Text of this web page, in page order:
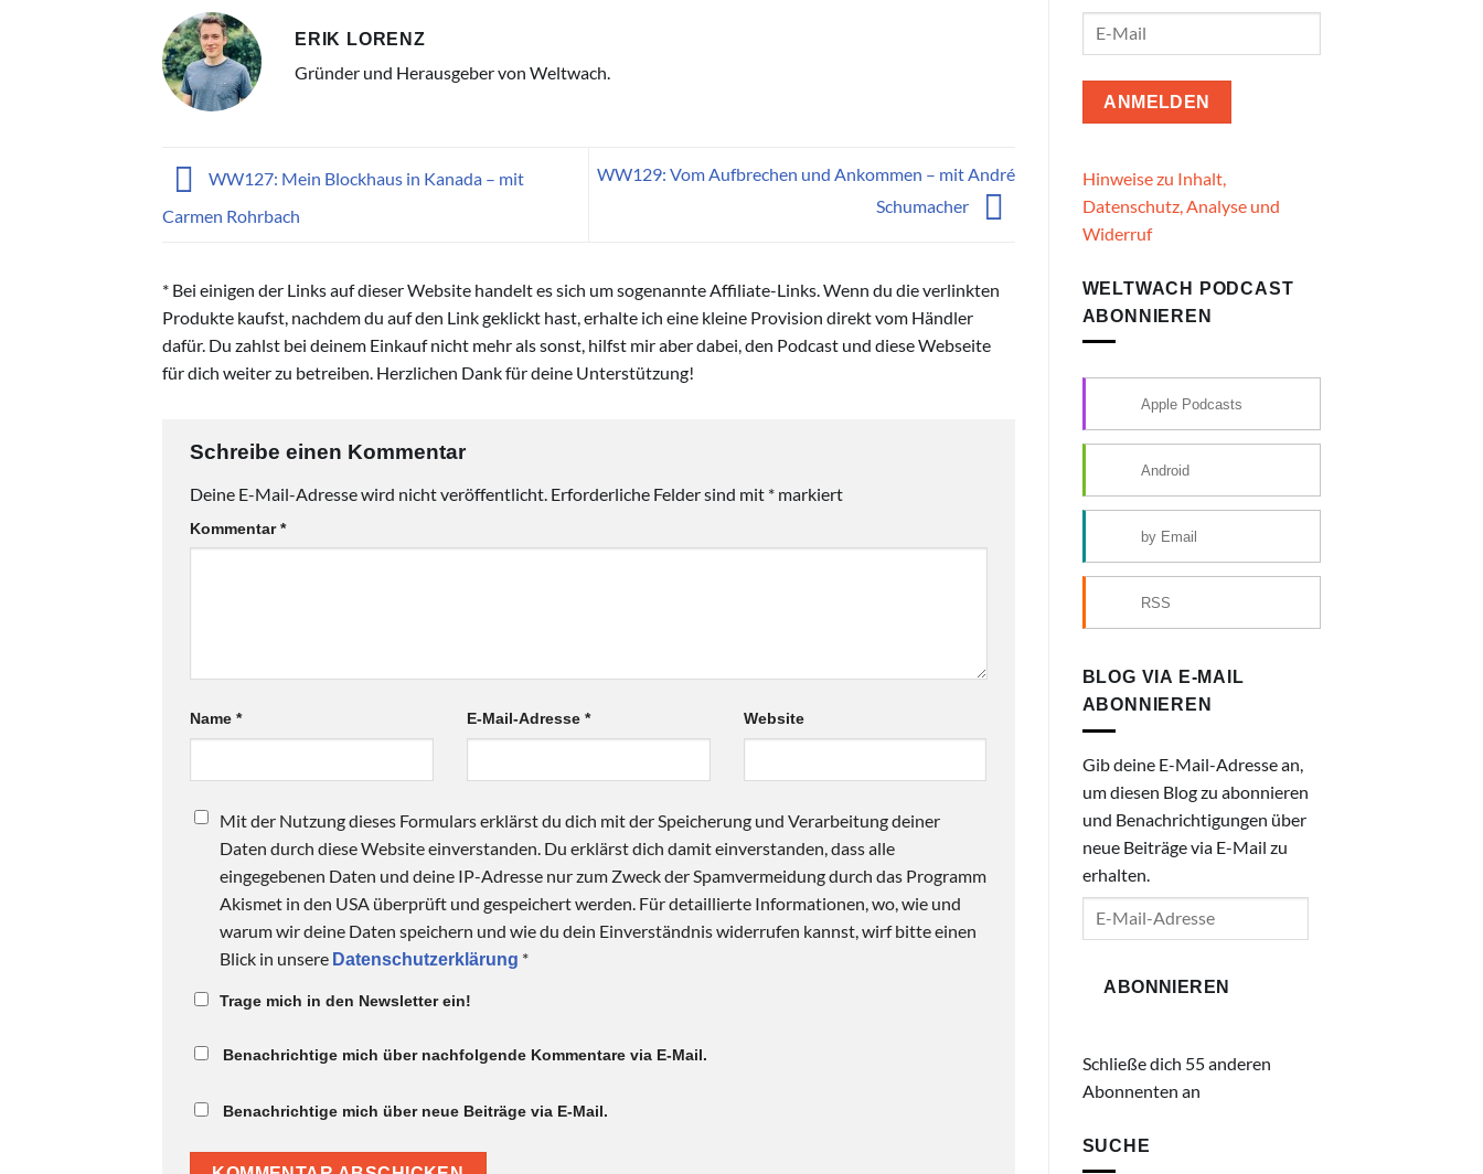
ERIK LORENZ
Gründer und Herausgeber von Weltwach.
WW127: Mein Blockhaus in Kanada – mit
Carmen Rohrbach
WW129: Vom Aufbrechen und Ankommen – mit André
Schumacher
* Bei einigen der Links auf dieser Website handelt es sich um sogenannte Affiliate-Links. Wenn du die verlinkten
Produkte kaufst, nachdem du auf den Link geklickt hast, erhalte ich eine kleine Provision direkt vom Händler
dafür. Du zahlst bei deinem Einkauf nicht mehr als sonst, hilfst mir aber dabei, den Podcast und diese Webseite
für dich weiter zu betreiben. Herzlichen Dank für deine Unterstützung!
Schreibe einen Kommentar
Deine E-Mail-Adresse wird nicht veröffentlicht. Erforderliche Felder sind mit * markiert
Kommentar*
Name * E-Mail-Adresse * Website
Mit der Nutzung dieses Formulars erklärst du dich mit der Speicherung und Verarbeitung deiner
Daten durch diese Website einverstanden. Du erklärst dich damit einverstanden, dass alle
eingegebenen Daten und deine IP-Adresse nur zum Zweck der Spamvermeidung durch das Programm
Akismet in den USA überprüft und gespeichert werden. Für detaillierte Informationen, wo, wie und
warum wir deine Daten speichern und wie du dein Einverständnis widerrufen kannst, wirf bitte einen
Blick in unsere Datenschutzerklärung *
Trage mich in den Newsletter ein!
Benachrichtige mich über nachfolgende Kommentare via E-Mail.
Benachrichtige mich über neue Beiträge via E-Mail.
Hinweise zu Inhalt,
Datenschutz, Analyse und
Widerruf
WELTWACH PODCAST
ABONNIEREN
Apple Podcasts
Android
by Email
RSS
BLOG VIA E-MAIL
ABONNIEREN
Gib deine E-Mail-Adresse an,
um diesen Blog zu abonnieren
und Benachrichtigungen über
neue Beiträge via E-Mail zu
erhalten.
ABONNIEREN
Schließe dich 55 anderen
Abonnenten an
SUCHE